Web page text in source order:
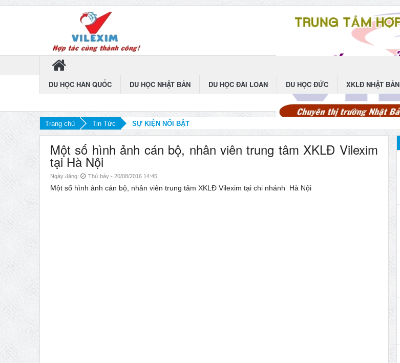
DU HỌC HÀN QUỐC DU HỌC NHẬT BẢN DU HỌC ĐÀI LOAN DU HỌC ĐỨC XKLĐ NHẬT BẢN
Trang chủ Tin Tức SỰ KIỆN NỔI BẬT
Một số hình ảnh cán bộ, nhân viên trung tâm XKLĐ Vilexim
tại Hà Nội
Ngày đăng: Thứ bảy - 20/08/2016 14:45
Một số hình ảnh cán bộ, nhân viên trung tâm XKLĐ Vilexim tại chi nhánh Hà Nội